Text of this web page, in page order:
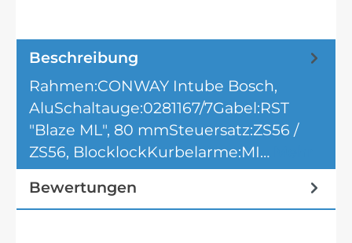
Beschreibung
Rahmen:CONWAY Intube Bosch,
AluSchaltauge:0281167/7Gabel:RST
"Blaze ML", 80 mmSteuersatz:ZS56 /
ZS56, BlocklockKurbelarme:MI…
Bewertungen